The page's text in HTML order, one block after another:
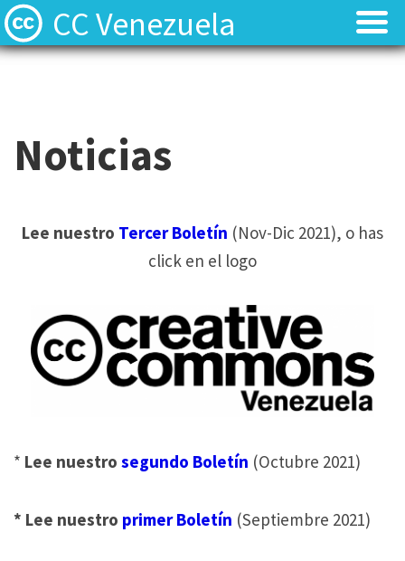
CC Venezuela
Recursos
Noticias
Contacto y Preguntas
Recursos
Noticias
Contacto y Preguntas
Noticias
Lee nuestro Tercer Boletín (Nov-Dic 2021), o has
click en el logo
* Lee nuestro segundo Boletín (Octubre 2021)
* Lee nuestro primer Boletín (Septiembre 2021)